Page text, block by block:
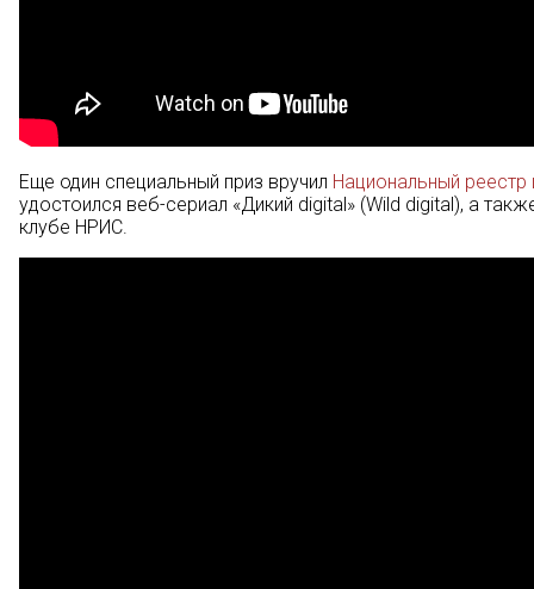
Еще один специальный приз вручил Национальный реестр
удостоился веб-сериал «Дикий digital» (Wild digital), а
клубе НРИС.